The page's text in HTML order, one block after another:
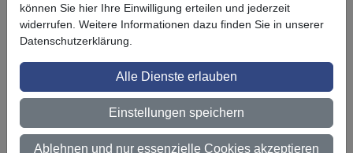
Persönliche Beratung und Betreuung
Keine Mindestbestellmenge
Ab 300 € Nettowarenwert versandkostenfrei (innerhalb
Deutschland)
Zertifiziert nach ISO 9001
können Sie hier Ihre Einwilligung erteilen und jederzeit
widerrufen. Weitere Informationen dazu finden Sie in unserer
Datenschutzerklärung.
Alle Dienste erlauben
Einstellungen speichern
Ablehnen und nur essenzielle Cookies akzeptieren